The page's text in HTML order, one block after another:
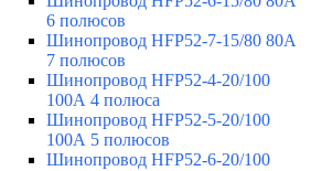
6 полюсов
Шинопровод HFP52-7-15/80 80А
7 полюсов
Шинопровод HFP52-4-20/100
100А 4 полюса
Шинопровод HFP52-5-20/100
100А 5 полюсов
Шинопровод HFP52-6-20/100